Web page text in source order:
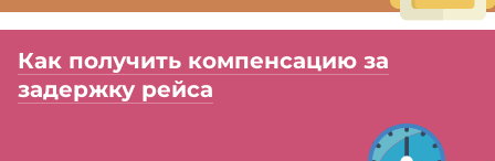
Как получить компенсацию за
задержку рейса